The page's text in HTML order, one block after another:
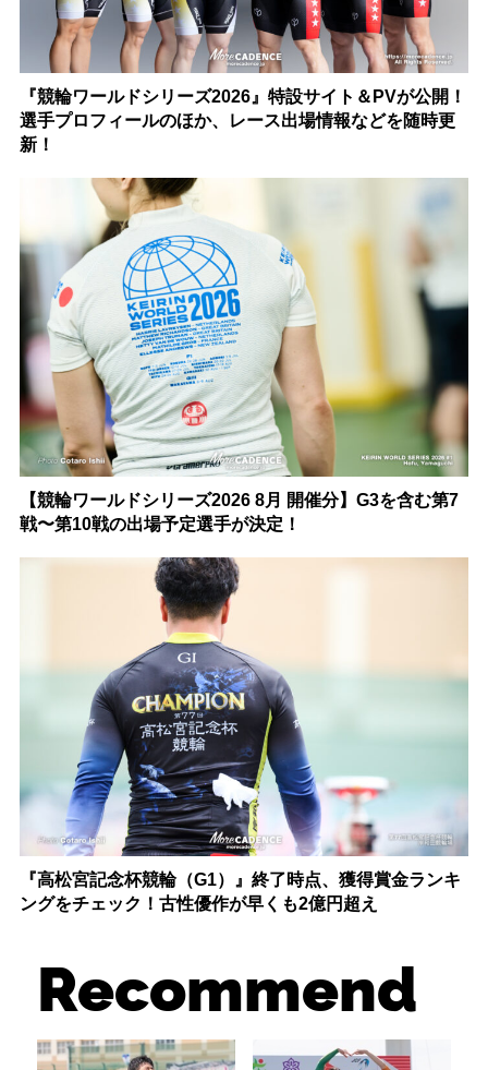
『競輪ワールドシリーズ2026』特設サイト＆PVが公開！
選手プロフィールのほか、レース出場情報などを随時更
新！
【競輪ワールドシリーズ2026 8月 開催分】G3を含む第7
戦〜第10戦の出場予定選手が決定！
『高松宮記念杯競輪（G1）』終了時点、獲得賞金ランキ
ングをチェック！古性優作が早くも2億円超え
Recommend